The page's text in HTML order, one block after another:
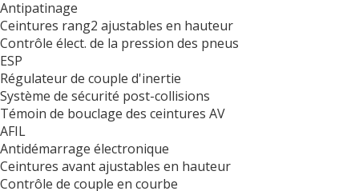
Antipatinage
Ceintures rang2 ajustables en hauteur
Contrôle élect. de la pression des pneus
ESP
Régulateur de couple d'inertie
Système de sécurité post-collisions
Témoin de bouclage des ceintures AV
AFIL
Antidémarrage électronique
Ceintures avant ajustables en hauteur
Contrôle de couple en courbe